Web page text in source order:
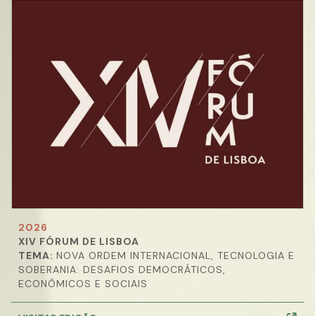
XIV FÓRUM DE LISBOA
2026
TEMA: NOVA ORDEM INTERNACIONAL, TECNOLOGIA E
SOBERANIA: DESAFIOS DEMOCRÁTICOS,
ECONÔMICOS E SOCIAIS